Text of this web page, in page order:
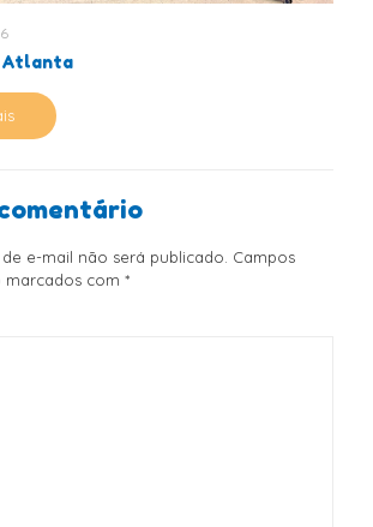
Atlanta
e-mail não será publicado. Campos
com *